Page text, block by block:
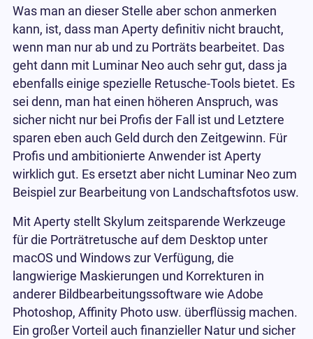
Was man an dieser Stelle aber schon anmerken
kann, ist, dass man Aperty definitiv nicht braucht,
wenn man nur ab und zu Porträts bearbeitet. Das
geht dann mit Luminar Neo auch sehr gut, dass ja
ebenfalls einige spezielle Retusche-Tools bietet. Es
sei denn, man hat einen höheren Anspruch, was
sicher nicht nur bei Profis der Fall ist und Letztere
sparen eben auch Geld durch den Zeitgewinn. Für
Profis und ambitionierte Anwender ist Aperty
wirklich gut. Es ersetzt aber nicht Luminar Neo zum
Beispiel zur Bearbeitung von Landschaftsfotos usw.
Mit Aperty stellt Skylum zeitsparende Werkzeuge
für die Porträtretusche auf dem Desktop unter
macOS und Windows zur Verfügung, die
langwierige Maskierungen und Korrekturen in
anderer Bildbearbeitungssoftware wie Adobe
Photoshop, Affinity Photo usw. überflüssig machen.
Ein großer Vorteil auch finanzieller Natur und sicher